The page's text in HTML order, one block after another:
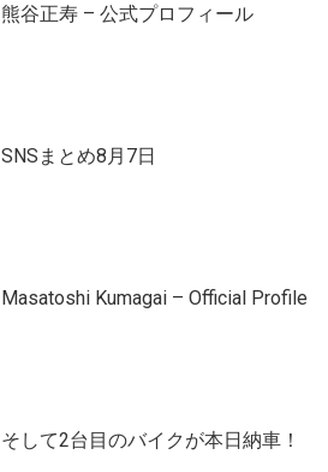
熊谷正寿 – 公式プロフィール
SNSまとめ8月7日
Masatoshi Kumagai – Official Profile
そして2台目のバイクが本日納車！